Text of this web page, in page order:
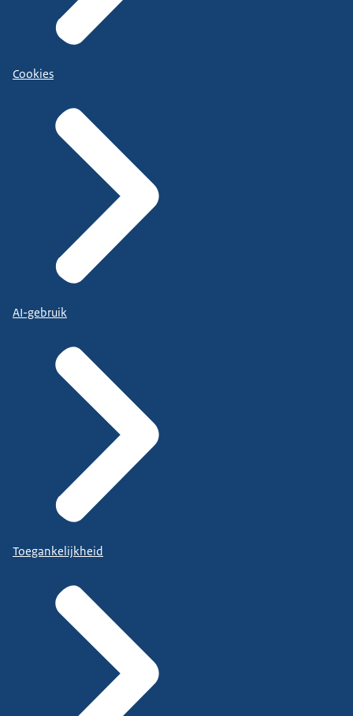
Cookies
AI-gebruik
Toegankelijkheid